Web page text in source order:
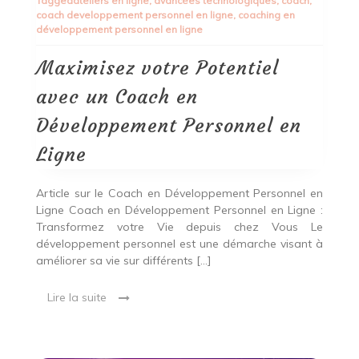
Potentiel
avec
en
Développement
Ligne
coach developpement personnel en ligne, coaching en
développement personnel en ligne
Maximisez votre Potentiel
avec un Coach en
Développement Personnel en
Ligne
Article sur le Coach en Développement Personnel en
Ligne Coach en Développement Personnel en Ligne :
Transformez votre Vie depuis chez Vous Le
développement personnel est une démarche visant à
améliorer sa vie sur différents […]
Lire la suite